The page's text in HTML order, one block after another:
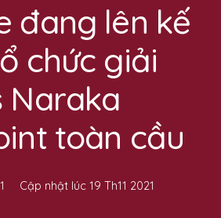
đang lên kế
chức giải
Naraka
toàn cầu
Cập nhật lúc19 Th11 2021